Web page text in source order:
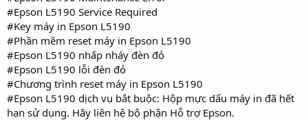
#Epson L5190 Service Required
#Key máy in Epson L5190
#Phần mềm reset máy in Epson L5190
#Epson L5190 nhấp nháy đèn đỏ
#Epson L5190 lỗi đèn đỏ
#Chương trình reset máy in Epson L5190
#Epson L5190 dịch vụ bắt buộc: Hộp mực dấu máy in đã hết
hạn sử dụng. Hãy liên hệ bộ phận Hỗ trợ Epson.